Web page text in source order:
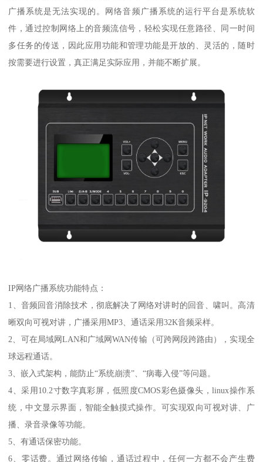
广播系统是无法实现的。网络音频广播系统的运行平台是系统软
件，通过控制网络上的音频流信号，轻松实现任意路径、同一时间
多任务的传送，因此应用功能和管理功能是开放的、灵活的，随时
按需要进行设置，真正满足实际应用，并能不断扩展。
IP网络广播系统功能特点：
1、音频回音消除技术，彻底解决了网络对讲时的回音、啸叫。高清
晰双向可视对讲，广播采用MP3、通话采用32K音频采样。
2、可在局域网LAN和广域网WAN传输（可跨网段跨路由），实现全
球远程通话。
3、嵌入式架构，能防止“系统崩溃”、“病毒入侵”等问题。
4、采用10.2寸数字真彩屏，低照度CMOS彩色摄像头，linux操作系
统，中文显示界面，智能全触摸式操作。可实现双向可视对讲、广
播、录音录像等功能。
5、有通话保密功能。
6、零话费。通过网络传输，通话过程中，任何一方都不会产生费